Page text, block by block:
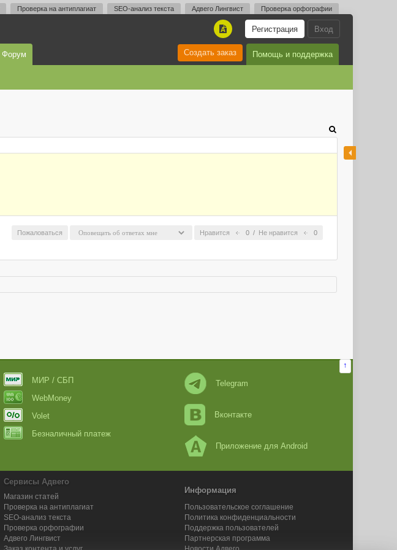
Проверка на антиплагиат SEO-анализ текста Адвего Лингвист Проверка орфографии
Вход
Регистрация
A
Форум Помощь и поддержка
Создать заказ
Нравится 0 / Не нравится 0
Пожаловаться
↑
МИР / СБП
WebMoney
Volet
Безналичный платеж
Telegram
Вконтакте
Приложение для Android
Сервисы Адвего
Магазин статей
Проверка на антиплагиат
SEO-анализ текста
Проверка орфографии
Адвего Лингвист
Информация
Пользовательское соглашение
Политика конфиденциальности
Поддержка пользователей
Партнерская программа